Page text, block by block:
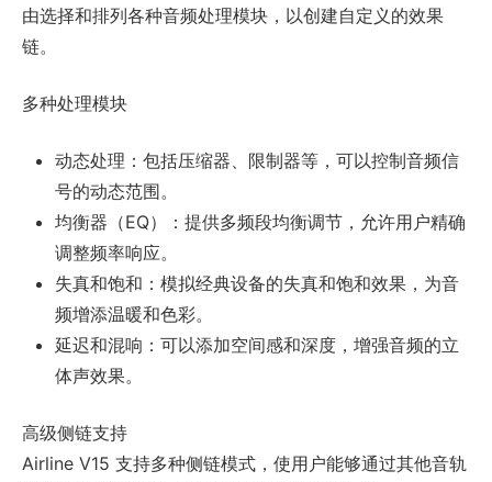
由选择和排列各种音频处理模块，以创建自定义的效果
链。
多种处理模块
动态处理：包括压缩器、限制器等，可以控制音频信
号的动态范围。
均衡器（EQ）：提供多频段均衡调节，允许用户精确
调整频率响应。
失真和饱和：模拟经典设备的失真和饱和效果，为音
频增添温暖和色彩。
延迟和混响：可以添加空间感和深度，增强音频的立
体声效果。
高级侧链支持
Airline V15 支持多种侧链模式，使用户能够通过其他音轨